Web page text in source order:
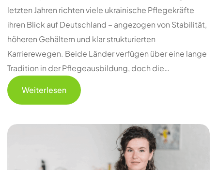
letzten Jahren richten viele ukrainische Pflegekräfte
ihren Blick auf Deutschland – angezogen von Stabilität,
höheren Gehältern und klar strukturierten
Karrierewegen. Beide Länder verfügen über eine lange
Tradition in der Pflegeausbildung, doch die…
Weiterlesen